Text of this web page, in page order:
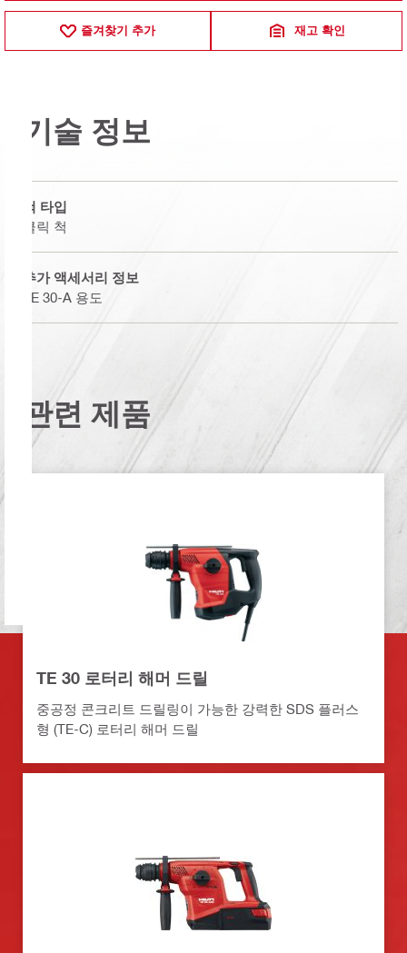
즐겨찾기 추가 재고 확인
기술 정보
척 타입
클릭 척
추가 액세서리 정보
TE 30-A 용도
관련 제품
TE 30 로터리 해머 드릴
중공정 콘크리트 드릴링이 가능한 강력한 SDS 플러스
형 (TE-C) 로터리 해머 드릴